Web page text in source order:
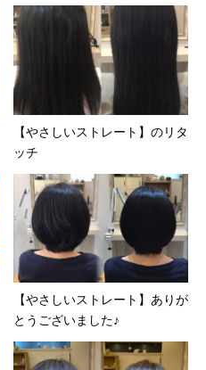
【やさしいストレート】のリタ
ッチ
【やさしいストレート】ありが
とうございました♪